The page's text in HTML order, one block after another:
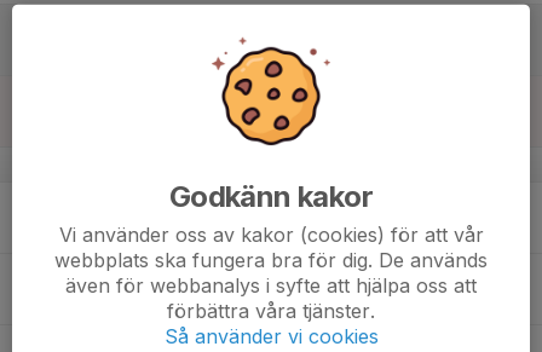
Linköping Airdome
Scandic Cup (endast kallade)
Linköping Airdome
19:00
Teknikhallen halvplan
16:30
Fotboll
Teknikhallen halvplan
Godkänn kakor
Vi använder oss av kakor (cookies) för att vår
webbplats ska fungera bra för dig. De används
även för webbanalys i syfte att hjälpa oss att
förbättra våra tjänster.
Så använder vi cookies